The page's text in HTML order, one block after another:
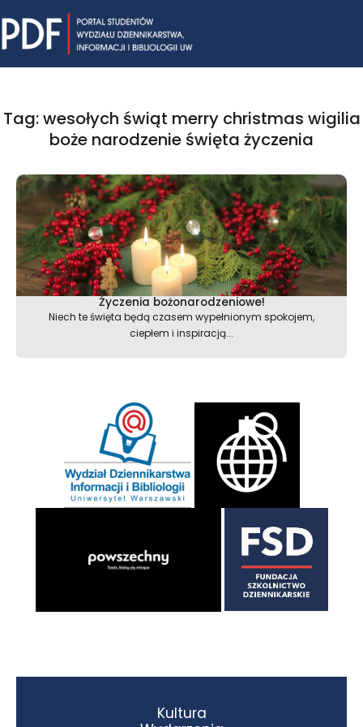
to
content
Tag: wesołych świąt merry christmas wigilia
boże narodzenie święta życzenia
Życzenia bożonarodzeniowe!
Niech te święta będą czasem wypełnionym spokojem,
ciepłem i inspiracją...
Kultura